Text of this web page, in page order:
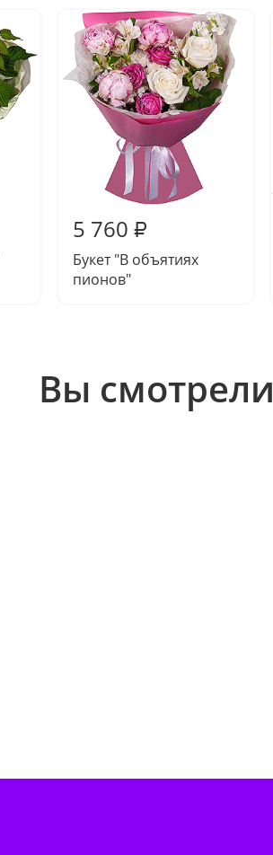
5 760 ₽
Букет "В объятиях
пионов"
Вы смотрели